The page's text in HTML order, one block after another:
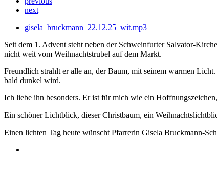
next
gisela_bruckmann_22.12.25_wit.mp3
Seit dem 1. Advent steht neben der Schweinfurter Salvator-
nicht weit vom Weihnachtstrubel auf dem Markt.
Freundlich strahlt er alle an, der Baum, mit seinem warmen
bald dunkel wird.
Ich liebe ihn besonders. Er ist für mich wie ein
Ein schöner Lichtblick, dieser Christbaum, ein
Einen lichten Tag heute wünscht Pfarrerin Gisela Bruckmann-